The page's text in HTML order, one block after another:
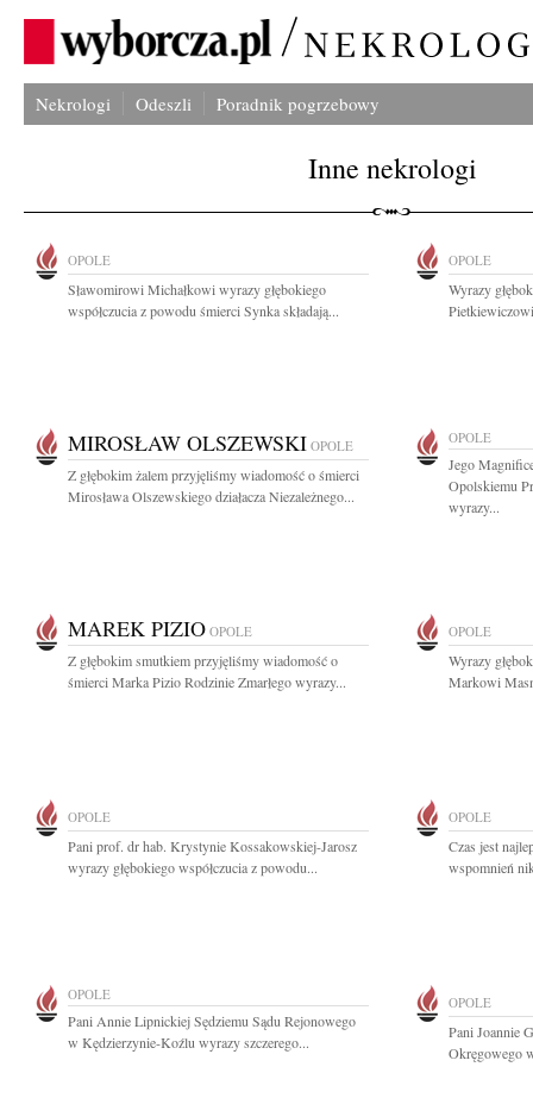
Nekrologi Odeszli Poradnik pogrzebowy
Inne nekrologi
OPOLE
Sławomirowi Michałkowi wyrazy głębokiego
współczucia z powodu śmierci Synka składają...
OPOLE
Wyrazy
MIROSŁAW OLSZEWSKI OPOLE
Z głębokim żalem przyjęliśmy wiadomość o śmierci
Mirosława Olszewskiego działacza Niezależnego...
OPOLE
Jego
Opolskiemu
wyrazy...
MAREK PIZIO OPOLE
Z głębokim smutkiem przyjęliśmy wiadomość o
śmierci Marka Pizio Rodzinie Zmarłego wyrazy...
OPOLE
Wyrazy
Markowi
OPOLE
Pani prof. dr hab. Krystynie Kossakowskiej-Jarosz
wyrazy głębokiego współczucia z powodu...
OPOLE
Czas jest
wspomnień
OPOLE
Pani Annie Lipnickiej Sędziemu Sądu Rejonowego
w Kędzierzynie-Koźlu wyrazy szczerego...
OPOLE
Pani Joannie
Okręgowego